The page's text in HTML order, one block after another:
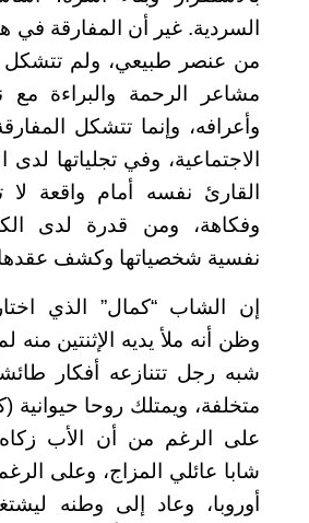
السردية. غير أن المفارقة في
من عنصر طبيعي، ولم
مشاعر الرحمة والبراءة مع
وأعرافه، وإنما تتشكل
الاجتماعية، وفي تجلياتها
القارئ نفسه أمام واقعة
وفكاهة، ومن قدرة لدى
نفسية شخصياتها وكشف
إن الشاب “كمال” الذي
وظن أنه ملأ يديه الإثنتين
شبه رجل تتنازعه أفكار
متخلفة، ويمتلك روحا حيوانية
على الرغم من أن الأب زكاه،
شابا عائلي المزاج، وعلى
أوروبا، وعاد إلى وطنه